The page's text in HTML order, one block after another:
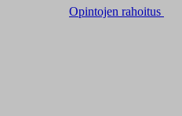
Opintojen rahoitus